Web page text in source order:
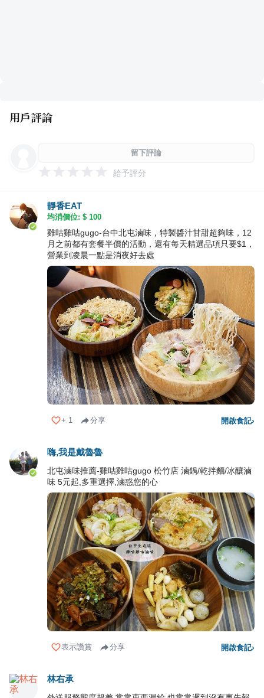
用戶評論
留下評論
給予評分
靜香EAT
均消價位: $ 100
雞咕雞咕gugo-台中北屯滷味，特製醬汁甘甜超夠味，12
月之前都有套餐半價的活動，還有每天精選品項只要$1，
營業到凌晨一點是消夜好去處
+ 1 分享 開啟食記›
嗨,我是戴魯魯
北屯滷味推薦-雞咕雞咕gugo 松竹店 滷鍋/乾拌麵/冰釀滷
味 5元起,多重選擇,滷惑您的心
表示讚賞 分享 開啟食記›
林右承